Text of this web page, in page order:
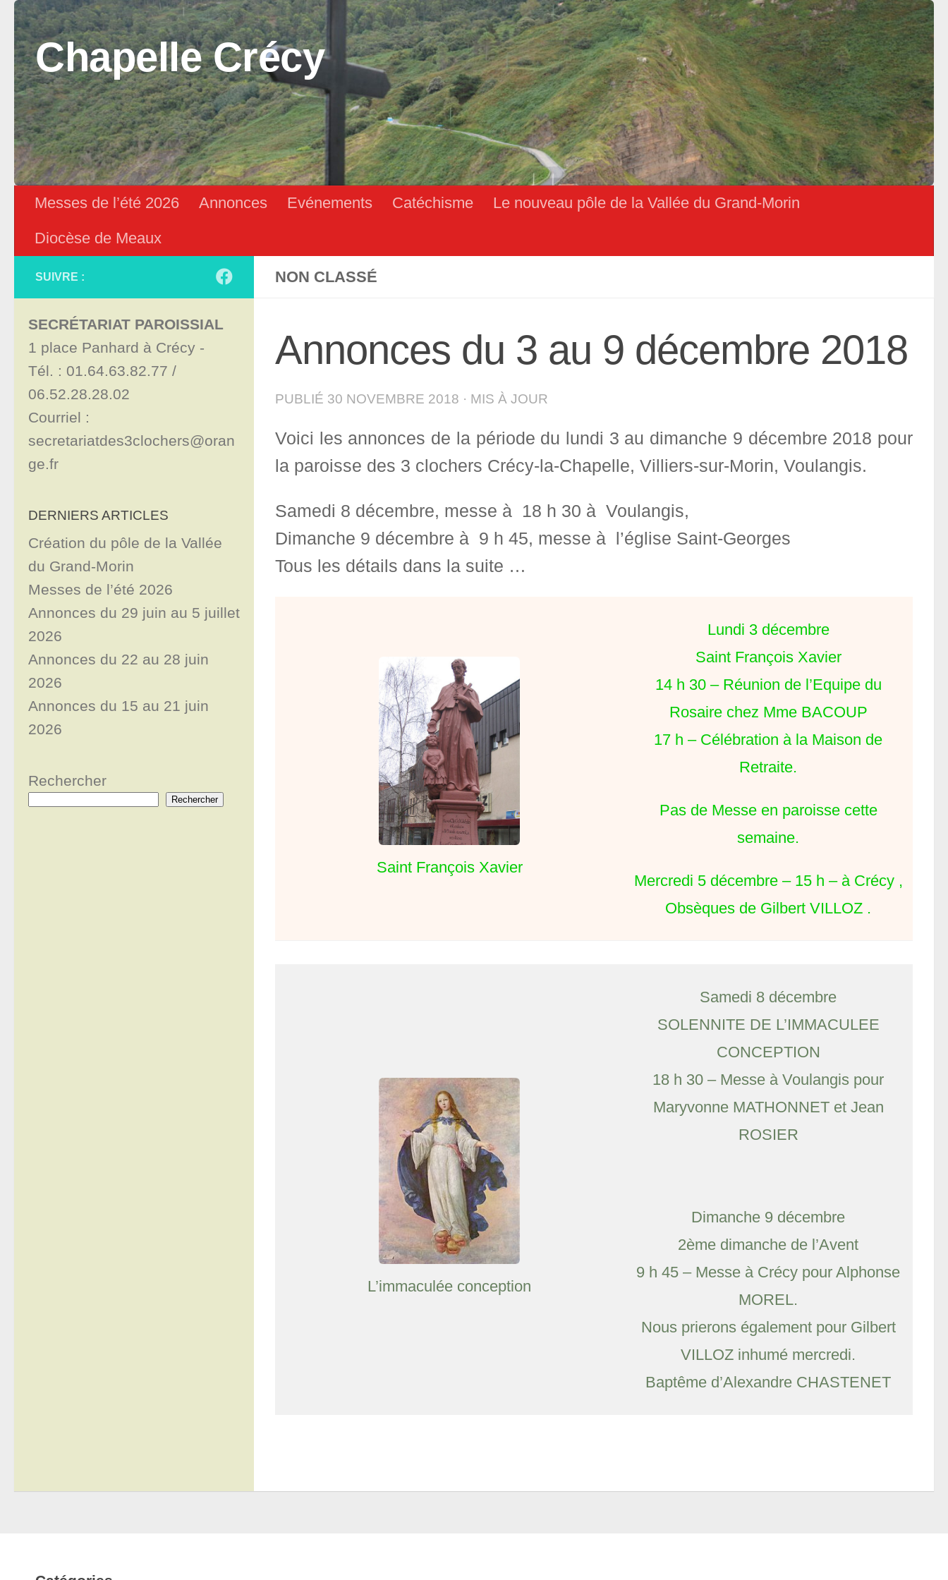
Skip to content
Chapelle Crécy
Messes de l’été 2026 Annonces Evénements Catéchisme
Le nouveau pôle de la Vallée du Grand-Morin
Diocèse de Meaux
NON CLASSÉ
Annonces du 3 au 9 décembre 2018
PUBLIÉ 30 NOVEMBRE 2018 · MIS À JOUR
Voici les annonces de la période du lundi 3 au dimanche 9 décembre 2018 pour
la paroisse des 3 clochers Crécy-la-Chapelle, Villiers-sur-Morin, Voulangis.
Samedi 8 décembre, messe à 18 h 30 à Voulangis,
Dimanche 9 décembre à 9 h 45, messe à l’église Saint-Georges
Tous les détails dans la suite …
Saint François Xavier
Lundi 3 décembre
Saint François Xavier
14 h 30 – Réunion de l’Equipe du
Rosaire chez Mme BACOUP
17 h – Célébration à la Maison de
Retraite.
Pas de Messe en paroisse cette
semaine.
Mercredi 5 décembre – 15 h – à Crécy ,
Obsèques de Gilbert VILLOZ .
L’immaculée conception
Samedi 8 décembre
SOLENNITE DE L’IMMACULEE
CONCEPTION
18 h 30 – Messe à Voulangis pour
Maryvonne MATHONNET et Jean
ROSIER
Dimanche 9 décembre
2ème dimanche de l’Avent
9 h 45 – Messe à Crécy pour Alphonse
MOREL.
Nous prierons également pour Gilbert
VILLOZ inhumé mercredi.
Baptême d’Alexandre CHASTENET
SUIVRE :
SECRÉTARIAT PAROISSIAL
1 place Panhard à Crécy -
Tél. : 01.64.63.82.77 /
06.52.28.28.02
Courriel :
secretariatdes3clochers@oran
ge.fr
DERNIERS ARTICLES
Création du pôle de la Vallée
du Grand-Morin
Messes de l’été 2026
Annonces du 29 juin au 5 juillet
2026
Annonces du 22 au 28 juin
2026
Annonces du 15 au 21 juin
2026
Rechercher
Rechercher